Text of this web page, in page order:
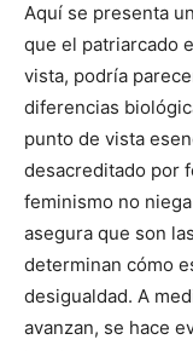
Aquí se presenta
que el patriarcado
vista, podría
diferencias
punto de vista
desacreditado por
feminismo no
asegura que son
determinan cómo
desigualdad. A
avanzan, se hace